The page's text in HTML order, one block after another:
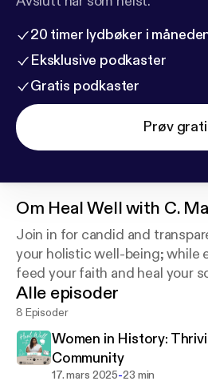
20 timer lydbøker i
Eksklusive podkaster
Gratis podkaster
Prøv
Om Heal Well with C.
Join in for candid and
your holistic well-being; while
feed your faith and heal your
in God divine healing and live a
THRIVE!
Alle episoder
8 Episoder
Women in History:
Community
17. mars 2025-23 min